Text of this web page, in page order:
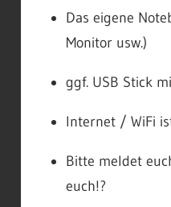
Das eigene
Monitor usw.)
ggf. USB Stick
Internet / WiFi
Bitte meldet
euch!?